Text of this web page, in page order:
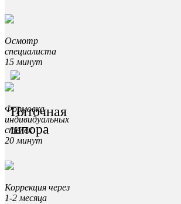
Пяточная
шпора
Осмотр
специалиста
15 минут
Формовка
индивидуальных
стелек
20 минут
Коррекция через
1-2 месяца